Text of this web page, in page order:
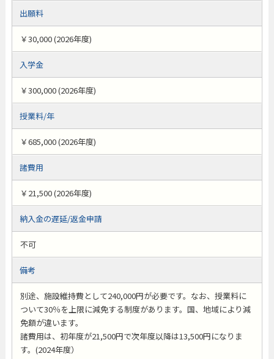
出願料
￥30,000 (2026年度)
入学金
￥300,000 (2026年度)
授業料/年
￥685,000 (2026年度)
諸費用
￥21,500 (2026年度)
納入金の遅延/返金申請
不可
備考
別途、施設維持費として240,000円が必要です。なお、授業料に
ついて30％を上限に減免する制度があります。国、地域により減
免額が違います。
諸費用は、初年度が21,500円で次年度以降は13,500円になりま
す。(2024年度）